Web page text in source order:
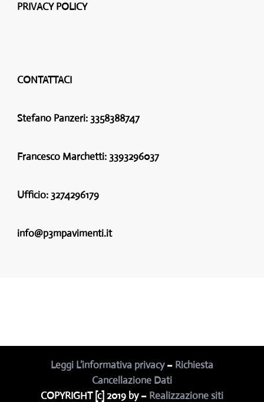
PRIVACY POLICY
CONTATTACI
Stefano Panzeri: 3358388747
Francesco Marchetti: 3393296037
Ufficio: 3274296179
info@p3mpavimenti.it
Leggi L’informativa privacy– Richiesta
Cancellazione Dati
COPYRIGHT [c] 2019 by – Realizzazione siti